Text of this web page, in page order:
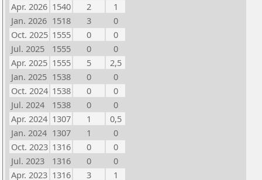
Apr. 2026 1540 2
1
Jan. 2026 1518 3
0
Oct. 2025 1555 0
0
Jul. 2025
1555 0
0
Apr. 2025 1555 5
2,5
Jan. 2025 1538 0
0
Oct. 2024 1538 0
0
Jul. 2024
1538 0
0
Apr. 2024 1307 1
0,5
Jan. 2024 1307 1
0
Oct. 2023 1316 0
0
Jul. 2023
1316 0
0
Apr. 2023 1316 3
1